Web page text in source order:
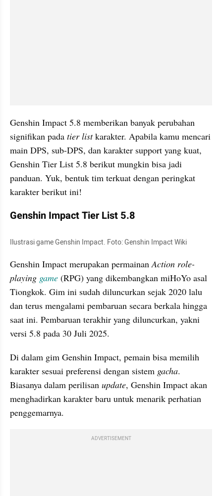
Genshin Impact 5.8 memberikan banyak perubahan
signifikan pada tier list karakter. Apabila kamu mencari
main DPS, sub-DPS, dan karakter support yang kuat,
Genshin Tier List 5.8 berikut mungkin bisa jadi
panduan. Yuk, bentuk tim terkuat dengan peringkat
karakter berikut ini!
Genshin Impact Tier List 5.8
Ilustrasi game Genshin Impact. Foto: Genshin Impact Wiki
Genshin Impact merupakan permainan Action role-
playing game (RPG) yang dikembangkan miHoYo asal
Tiongkok. Gim ini sudah diluncurkan sejak 2020 lalu
dan terus mengalami pembaruan secara berkala hingga
saat ini. Pembaruan terakhir yang diluncurkan, yakni
versi 5.8 pada 30 Juli 2025.
Di dalam gim Genshin Impact, pemain bisa memilih
karakter sesuai preferensi dengan sistem gacha.
Biasanya dalam perilisan update, Genshin Impact akan
menghadirkan karakter baru untuk menarik perhatian
penggemarnya.
ADVERTISEMENT